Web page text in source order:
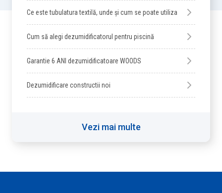
Ce este tubulatura textilă, unde și cum se poate utiliza
Cum să alegi dezumidificatorul pentru piscină
Garantie 6 ANI dezumidificatoare WOODS
Dezumidificare constructii noi
Vezi mai multe